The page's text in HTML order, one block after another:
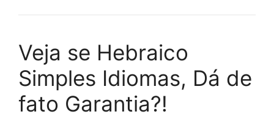
Veja se Hebraico
Simples Idiomas, Dá de
fato Garantia?!